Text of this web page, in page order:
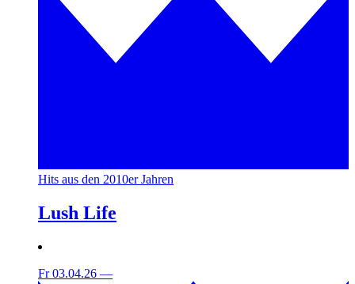
Hits aus den 2010er Jahren
Lush Life
Fr 03.04.26 —